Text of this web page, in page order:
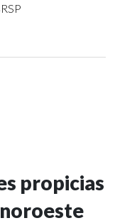
propicias